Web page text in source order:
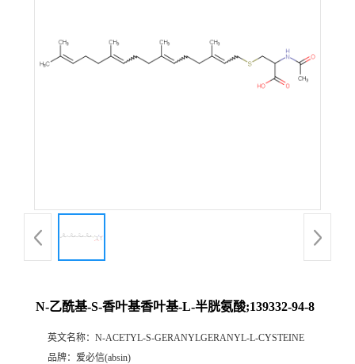
N-乙酰基-S-香叶基香叶基-L-半胱氨酸;139332-94-8
英文名称： N-ACETYL-S-GERANYLGERANYL-L-CYSTEINE
品牌： 爱必信(absin)